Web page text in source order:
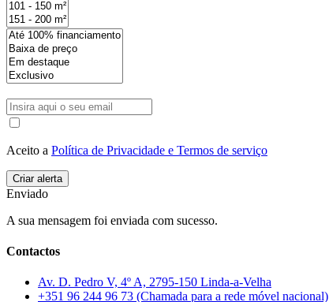
Aceito a Política de Privacidade e Termos de serviço
Enviado
A sua mensagem foi enviada com sucesso.
Contactos
Av. D. Pedro V, 4º A, 2795-150 Linda-a-Velha
+351 96 244 96 73 (Chamada para a rede móvel nacional)